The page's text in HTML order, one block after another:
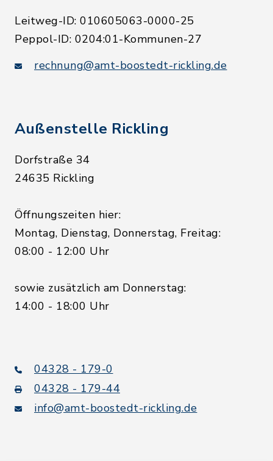
Leitweg-ID: 010605063-0000-25
Peppol-ID: 0204:01-Kommunen-27
rechnung@amt-boostedt-rickling.de
Außenstelle Rickling
Dorfstraße 34
24635 Rickling
Öffnungszeiten hier:
Montag, Dienstag, Donnerstag, Freitag:
08:00 - 12:00 Uhr
sowie zusätzlich am Donnerstag:
14:00 - 18:00 Uhr
04328 - 179-0
04328 - 179-44
info@amt-boostedt-rickling.de